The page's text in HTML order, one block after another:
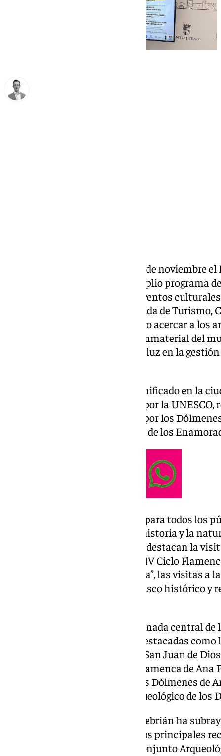
Antequera celebrará del 13 al 16 de noviembre
Patrimonio Mundial con un amplio programa
visitas guiadas, senderismo y eventos
por la teniente de alcalde delegada de
Ana Cebrián, tiene como objetivo acercar a los
riqueza patrimonial, natural e inmaterial del
Antequera como referente andaluz en la
La efeméride cobra especial significado en la
declarada Patrimonio Mundial por la
2016 por el conjunto integrado por los
el Torcal de Antequera y la Peña de los
El programa ofrece propuestas para todos los
las familias, los amantes de la historia y la
flamenco. Entre las actividades destacan la
Plena” en el MAD Antequera, el IV Ciclo
Senderismo “El Torcal en familia”, las visitas a
así como rutas guiadas por el casco histórico y
El domingo 16 de noviembre, jornada central
desarrollarán propuestas tan destacadas
una visita guiada a la iglesia de San Juan de
protagonizado por la Escuela Flamenca de
Corazón de María, y el taller “Los Dólmenes de
resiliencia”, en el Conjunto Arqueológico de los
Durante la presentación, Ana Cebrián ha
distintas áreas municipales y los principales
turísticos del municipio —el Conjunto